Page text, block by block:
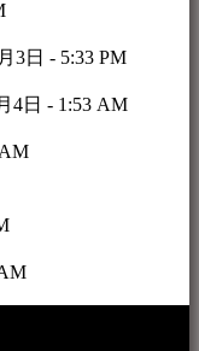
3日 - 5:33 PM
4日 - 1:53 AM